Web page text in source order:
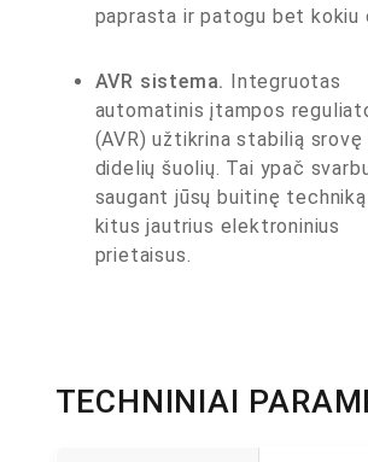
paprasta ir patogu bet kokiu
AVR sistema.
Integruotas
automatinis įtampos
(AVR) užtikrina stabilią srovę
didelių šuolių. Tai ypač
saugant jūsų buitinę
kitus jautrius elektroninius
prietaisus.
TECHNINIAI